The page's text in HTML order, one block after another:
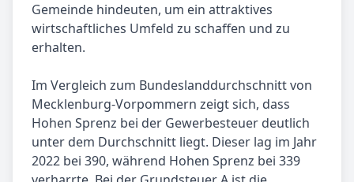
Gemeinde hindeuten, um ein attraktives
wirtschaftliches Umfeld zu schaffen und zu
erhalten.
Im Vergleich zum Bundeslanddurchschnitt von
Mecklenburg-Vorpommern zeigt sich, dass
Hohen Sprenz bei der Gewerbesteuer deutlich
unter dem Durchschnitt liegt. Dieser lag im Jahr
2022 bei 390, während Hohen Sprenz bei 339